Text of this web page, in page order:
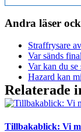
Andra läser
Straffrysare
Var sänds
Var kan du
Hazard kan
Relaterade
Tillbakablick: Vi